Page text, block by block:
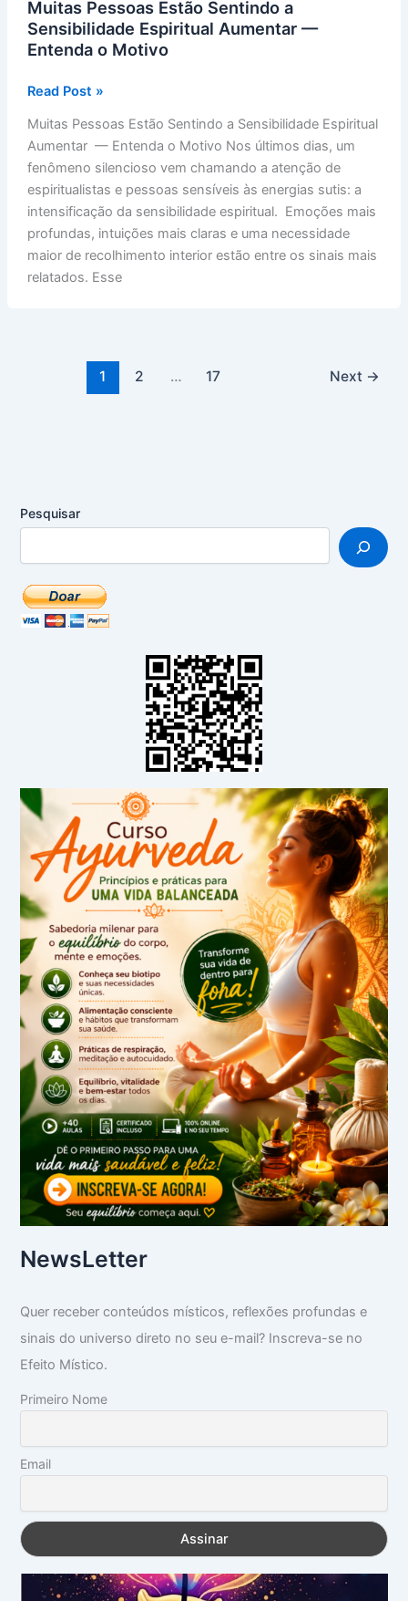
Muitas Pessoas Estão Sentindo a
Sensibilidade Espiritual Aumentar —
Entenda o Motivo
Muitas
Estão
Sentindo
a
Sensibilidade
Espiritual
Aumentar
—
Entenda
Read Post »
Muitas Pessoas Estão Sentindo a Sensibilidade Espiritual
Aumentar — Entenda o Motivo Nos últimos dias, um
fenômeno silencioso vem chamando a atenção de
espiritualistas e pessoas sensíveis às energias sutis: a
intensificação da sensibilidade espiritual. Emoções mais
profundas, intuições mais claras e uma necessidade
maior de recolhimento interior estão entre os sinais mais
relatados. Esse
1 2 … 17 Next →
Pesquisar
NewsLetter
Quer receber conteúdos místicos, reflexões profundas e
sinais do universo direto no seu e-mail? Inscreva-se no
Efeito Místico.
Primeiro Nome
Email